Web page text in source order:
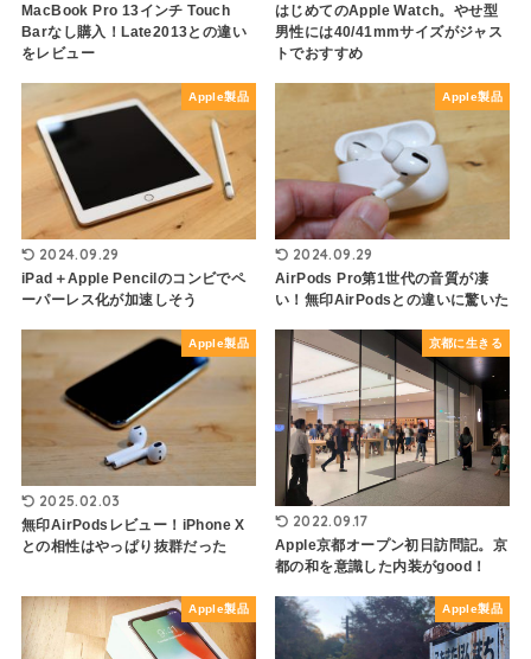
MacBook Pro 13インチ Touch
Barなし購入！Late2013との違い
をレビュー
はじめてのApple Watch。やせ型
男性には40/41mmサイズがジャス
トでおすすめ
Apple製品
2024.09.29
iPad＋Apple Pencilのコンビでペ
ーパーレス化が加速しそう
Apple製品
2024.09.29
AirPods Pro第1世代の音質が凄
い！無印AirPodsとの違いに驚いた
Apple製品
2025.02.03
無印AirPodsレビュー！iPhone X
との相性はやっぱり抜群だった
京都に生きる
2022.09.17
Apple京都オープン初日訪問記。京
都の和を意識した内装がgood！
Apple製品 Apple製品